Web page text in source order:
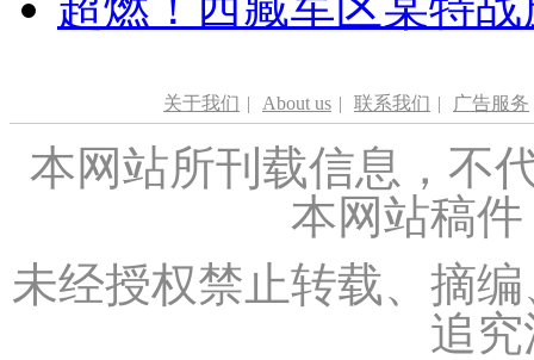
关于我们 | About us | 联系我们 | 广告服务
本网站所刊载信息，不
本网站稿
未经授权禁止转载、摘
追